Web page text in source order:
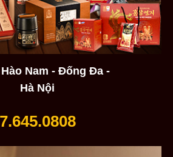
Hào Nam - Đống Đa -
Hà Nội